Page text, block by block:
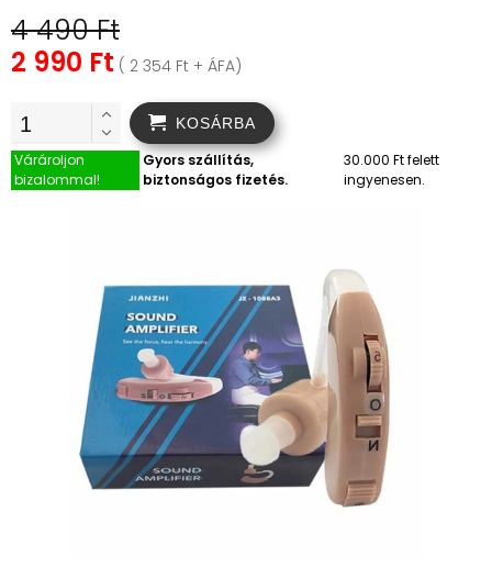
4 490 Ft
2 990 Ft ( 2 354 Ft + ÁFA)
KOSÁRBA
Várároljon
bizalommal!
Gyors szállítás,
biztonságos fizetés.
30.000 Ft felett
ingyenesen.